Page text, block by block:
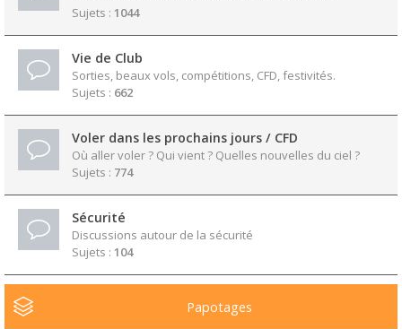
Sujets : 1044
Vie de Club
Sorties, beaux vols, compétitions, CFD, festivités.
Sujets : 662
Voler dans les prochains jours / CFD
Où aller voler ? Qui vient ? Quelles nouvelles du ciel ?
Sujets : 774
Sécurité
Discussions autour de la sécurité
Sujets : 104
Papotages